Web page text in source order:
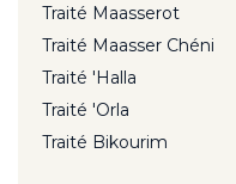
Traité Maasserot
Traité Maasser Chéni
Traité 'Halla
Traité 'Orla
Traité Bikourim